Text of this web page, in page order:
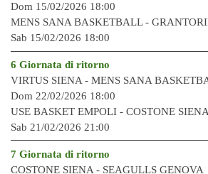
Dom 15/02/2026 18:00
MENS SANA BASKETBALL -
Sab 15/02/2026 18:00
6 Giornata di ritorno
VIRTUS SIENA - MENS SANA
Dom 22/02/2026 18:00
USE BASKET EMPOLI - COSTONE SIENA
Sab 21/02/2026 21:00
7 Giornata di ritorno
COSTONE SIENA - SEAGULLS GENOVA